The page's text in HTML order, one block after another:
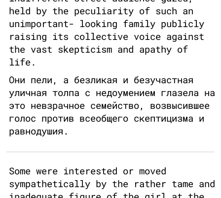
held by the peculiarity of such an
unimportant- looking family publicly
raising its collective voice against
the vast skepticism and apathy of
life.
Они пели, а безликая и безучастная
уличная толпа с недоумением глазела на
это невзрачное семейство, возвысившее
голос против всеобщего скептицизма и
равнодушия.
Some were interested or moved
sympathetically by the rather tame and